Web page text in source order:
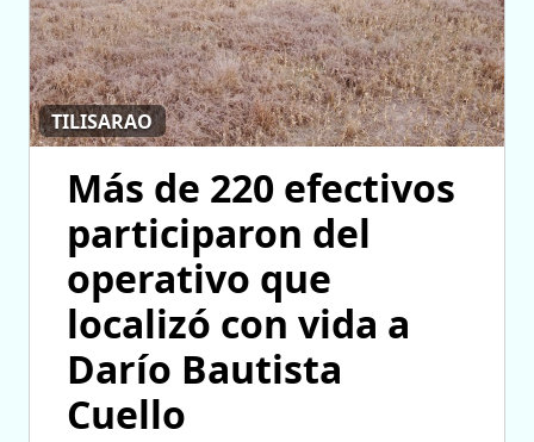
TILISARAO
Más de 220 efectivos
participaron del
operativo que
localizó con vida a
Darío Bautista
Cuello